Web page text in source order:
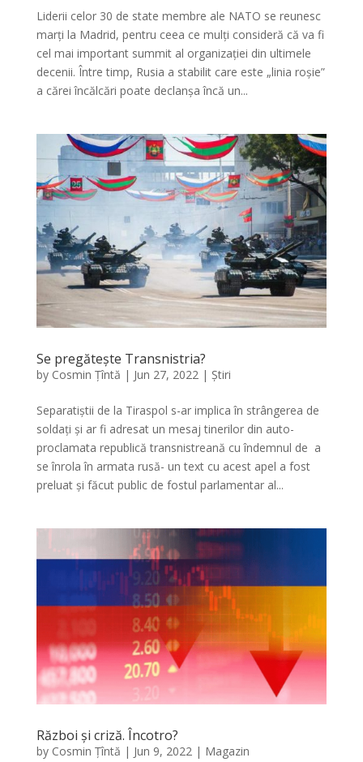
Liderii celor 30 de state membre ale NATO se reunesc
marți la Madrid, pentru ceea ce mulți consideră că va fi
cel mai important summit al organizației din ultimele
decenii. Între timp, Rusia a stabilit care este „linia roșie”
a cărei încălcări poate declanșa încă un...
Se pregătește Transnistria?
by Cosmin Țîntă | Jun 27, 2022| Știri
Separatiștii de la Tiraspol s-ar implica în strângerea de
soldați și ar fi adresat un mesaj tinerilor din auto-
proclamata republică transnistreană cu îndemnul de a
se înrola în armata rusă- un text cu acest apel a fost
preluat și făcut public de fostul parlamentar al...
Război și criză. Încotro?
by Cosmin Țîntă | Jun 9, 2022| Magazin